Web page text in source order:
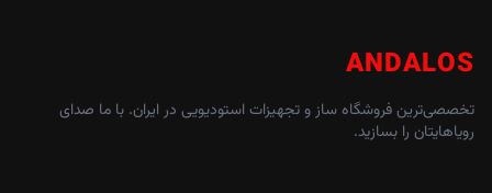
ANDALOS
تخصصی‌ترین فروشگاه ساز و تجهیزات استودیویی در ایران. با ما صدای
رویاهایتان را بسازید.